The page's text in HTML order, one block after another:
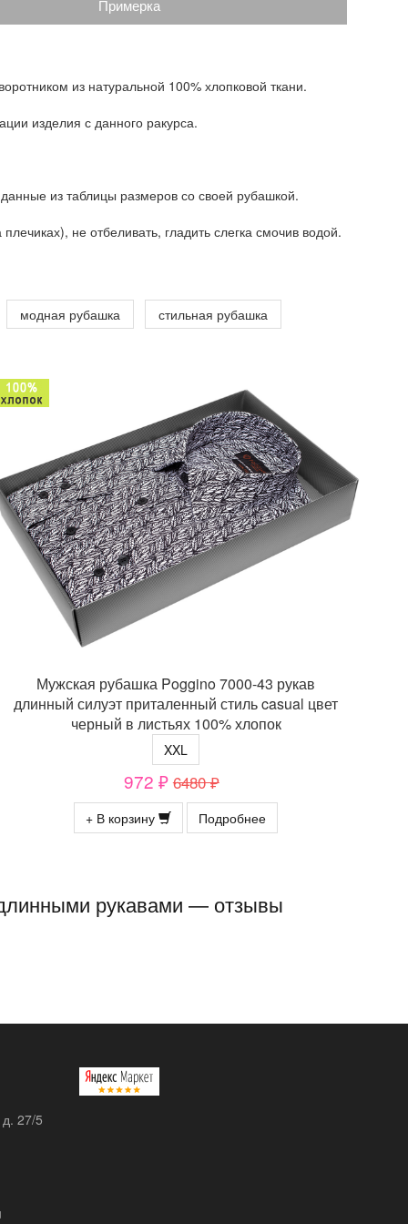
Примерка
из натуральной 100% хлопковой ткани.
изделия с данного ракурса.
из таблицы размеров со своей рубашкой.
не отбеливать, гладить слегка смочив водой.
модная рубашка стильная рубашка
Мужская рубашка Poggino 7000-43 рукав
длинный силуэт приталенный стиль casual цвет
черный в листьях 100% хлопок
XXL
972 ₽ 6480 ₽
+ В корзину Подробнее
рукавами — отзывы
27/5